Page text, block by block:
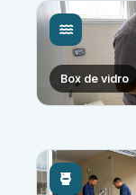
Box de vidro